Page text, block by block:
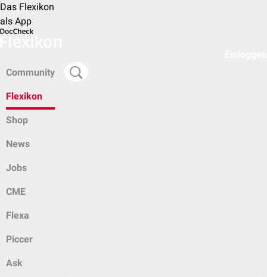
Das Flexikon
als App
Community
Flexikon
Shop
News
Jobs
CME
Flexa
Piccer
Ask